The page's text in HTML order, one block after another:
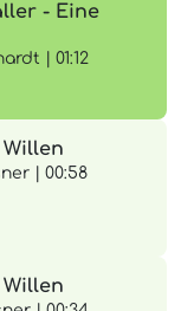
- Eine
| 01:12
| 00:58